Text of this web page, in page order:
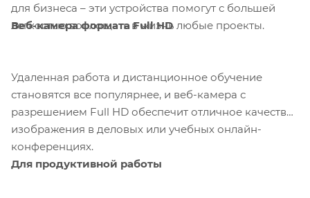
для бизнеса – эти устройства помогут с большей
легкостью воплощать в жизнь любые проекты.
Веб-камера формата Full HD
Удаленная работа и дистанционное обучение
становятся все популярнее, и веб-камера с
разрешением Full HD обеспечит отличное качество
изображения в деловых или учебных онлайн-
конференциях.
Для продуктивной работы